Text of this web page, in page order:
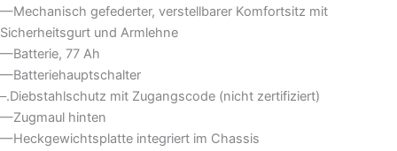
—Mechanisch gefederter, verstellbarer Komfortsitz mit
Sicherheitsgurt und Armlehne
—Batterie, 77 Ah
—Batteriehauptschalter
–.Diebstahlschutz mit Zugangscode (nicht zertifiziert)
—Zugmaul hinten
—Heckgewichtsplatte integriert im Chassis